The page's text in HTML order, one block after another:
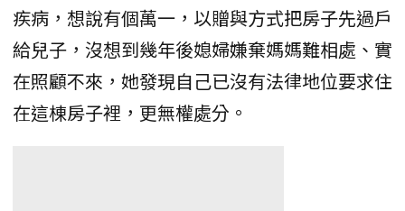
疾病，想說有個萬一，以贈與方式把房子先過戶
給兒子，沒想到幾年後媳婦嫌棄媽媽難相處、實
在照顧不來，她發現自己已沒有法律地位要求住
在這棟房子裡，更無權處分。